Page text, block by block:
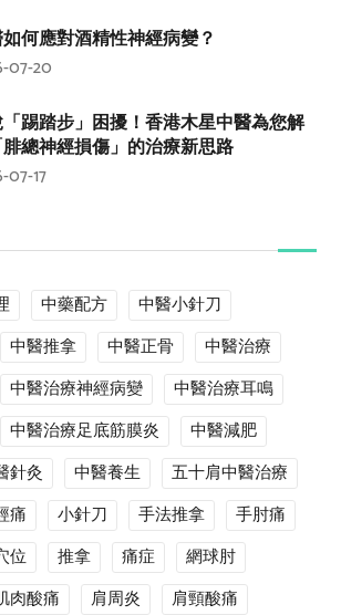
何應對酒精性神經病變？
07-20
踢踏步」困擾！香港木星中醫為您解
總神經損傷」的治療新思路
07-17
中藥配方
中醫小針刀
中醫推拿 中醫正骨
中醫治療
中醫治療神經病變
中醫治療耳鳴
中醫治療足底筋膜炎
中醫減肥
針灸 中醫養生
五十肩中醫治療
痛 小針刀 手法推拿
手肘痛
位 推拿 痛症
網球肘
肉酸痛 肩周炎
肩頸酸痛